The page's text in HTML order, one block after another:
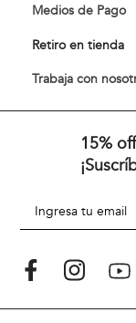
Medios de Pago
Retiro en tienda
Trabaja con
15%